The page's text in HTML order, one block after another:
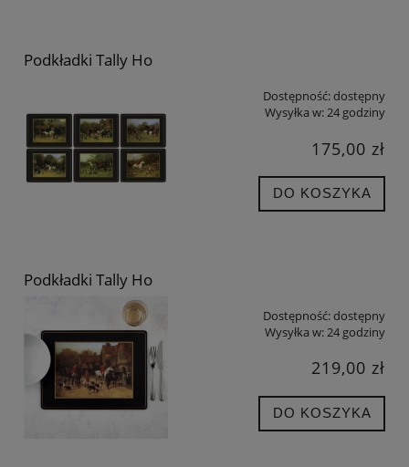
Podkładki Tally Ho
Dostępność:dostępny
Wysyłka w:24 godziny
175,00 zł
DO KOSZYKA
Podkładki Tally Ho
Dostępność:dostępny
Wysyłka w:24 godziny
219,00 zł
DO KOSZYKA